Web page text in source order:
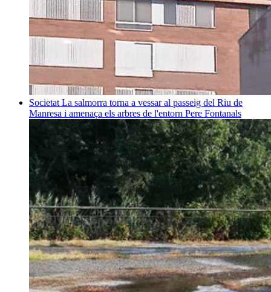
Societat La salmorra torna a vessar al passeig del Riu de
Manresa i amenaça els arbres de l'entorn Pere Fontanals